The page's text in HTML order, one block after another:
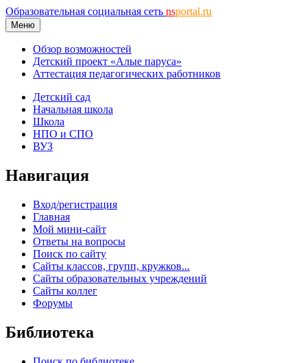
Образовательная социальная сеть nsportal.ru
Меню
Обзор возможностей
Детский проект «Алые паруса»
Аттестация педагогических работников
Детский сад
Начальная школа
Школа
НПО и СПО
ВУЗ
Навигация
Вход/регистрация
Главная
Мой мини-сайт
Ответы на вопросы
Поиск по сайту
Сайты классов, групп, кружков...
Сайты образовательных учреждений
Сайты коллег
Форумы
Библиотека